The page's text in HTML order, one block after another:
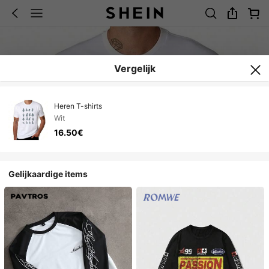
Vergelijk
Heren T-shirts
Wit
16.50€
Gelijkaardige items